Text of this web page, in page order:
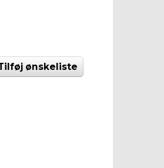
ønskeliste